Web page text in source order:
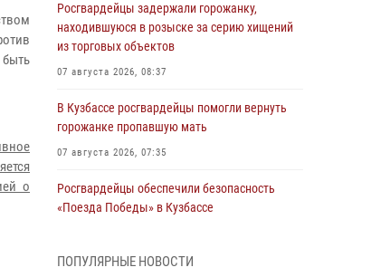
о
Росгвардейцы задержали горожанку,
находившуюся в розыске за серию хищений
из торговых объектов
07 августа 2026, 08:37
В Кузбассе росгвардейцы помогли вернуть
горожанке пропавшую мать
07 августа 2026, 07:35
Росгвардейцы обеспечили безопасность
«Поезда Победы» в Кузбассе
Генерал-полковник Олег Плохой поздравил
ПОПУЛЯРНЫЕ НОВОСТИ